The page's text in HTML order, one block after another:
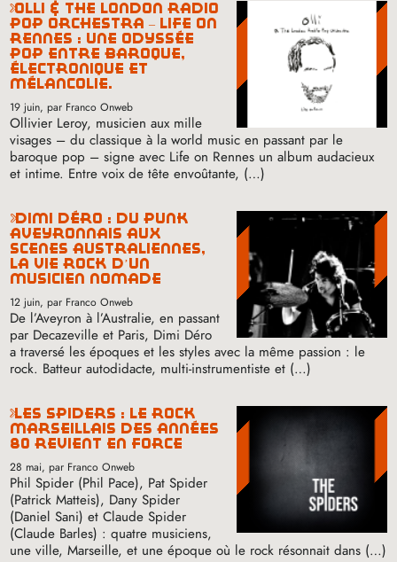
olli & the london radio
pop orchestra – life on
rennes : une odyssée
pop entre baroque,
électronique et
mélancolie.
19 juin, par Franco Onweb
Ollivier Leroy, musicien aux mille
visages – du classique à la world music en passant par le
baroque pop – signe avec Life on Rennes un album audacieux
et intime. Entre voix de tête envoûtante, (…)
dimi déro : du punk
aveyronnais aux
scènes australiennes,
la vie rock d’un
musicien nomade
12 juin, par Franco Onweb
De l’Aveyron à l’Australie, en passant
par Decazeville et Paris, Dimi Déro
a traversé les époques et les styles avec la même passion : le
rock. Batteur autodidacte, multi-instrumentiste et (…)
les spiders : le rock
marseillais des années
80 revient en force
28 mai, par Franco Onweb
Phil Spider (Phil Pace), Pat Spider
(Patrick Matteis), Dany Spider
(Daniel Sani) et Claude Spider
(Claude Barles) : quatre musiciens,
une ville, Marseille, et une époque où le rock résonnait dans (…)